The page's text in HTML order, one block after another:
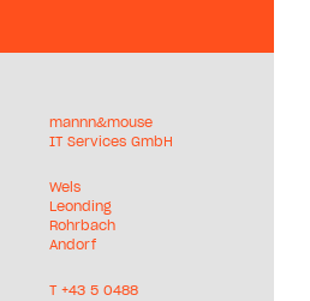
mannn&mouse
IT Services GmbH
Wels
Leonding
Rohrbach
Andorf
T +43 5 0488